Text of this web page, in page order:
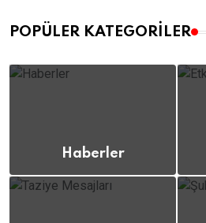
POPÜLER KATEGORILER
Haberler
(112)